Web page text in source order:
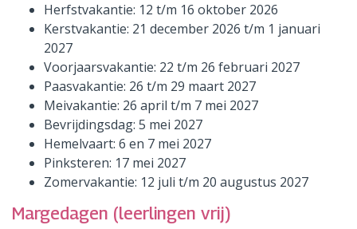
Herfstvakantie: 12 t/m 16 oktober 2026
Kerstvakantie: 21 december 2026 t/m 1 januari
2027
Voorjaarsvakantie: 22 t/m 26 februari 2027
Paasvakantie: 26 t/m 29 maart 2027
Meivakantie: 26 april t/m 7 mei 2027
Bevrijdingsdag: 5 mei 2027
Hemelvaart: 6 en 7 mei 2027
Pinksteren: 17 mei 2027
Zomervakantie: 12 juli t/m 20 augustus 2027
Margedagen (leerlingen vrij)